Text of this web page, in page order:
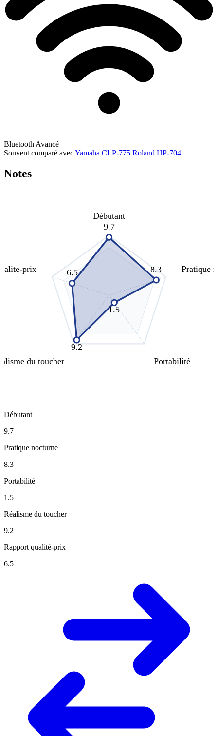
Bluetooth Avancé
Souvent comparé avecYamaha CLP-775 Roland HP-704
Notes
9.7
8.3
1.5
9.2
6.5
Débutant
Pratique
Portabilité
du toucher
prix
Débutant
9.7
Pratique nocturne
8.3
Portabilité
1.5
Réalisme du toucher
9.2
Rapport qualité-prix
6.5